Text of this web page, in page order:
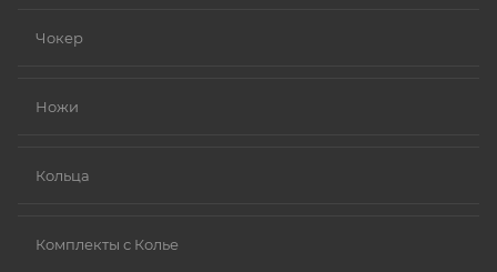
Чокер
Ножи
Кольца
Комплекты с Колье